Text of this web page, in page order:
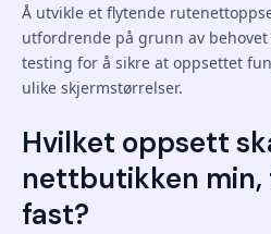
Å utvikle et flytende
utfordrende på grunn av
testing for å sikre at oppsettet
ulike skjermstørrelser.
Hvilket oppsett
nettbutikken
fast?